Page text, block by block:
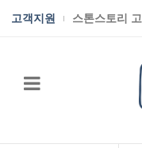
고객지원 스톤스토리